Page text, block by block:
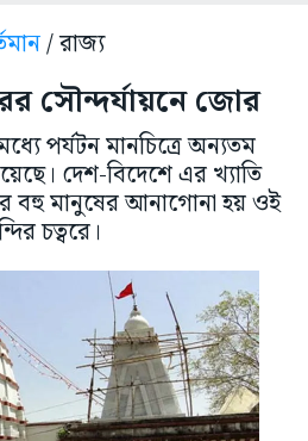
/ রাজ্য
সৌন্দর্যায়নে জোর
পর্যটন মানচিত্রে অন্যতম
দেশ-বিদেশে এর খ্যাতি
বহু মানুষের আনাগোনা হয় ওই
চত্বরে।